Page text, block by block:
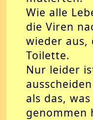
Wie alle
die Viren
wieder aus,
Toilette.
Nur leider
als das,
genommen